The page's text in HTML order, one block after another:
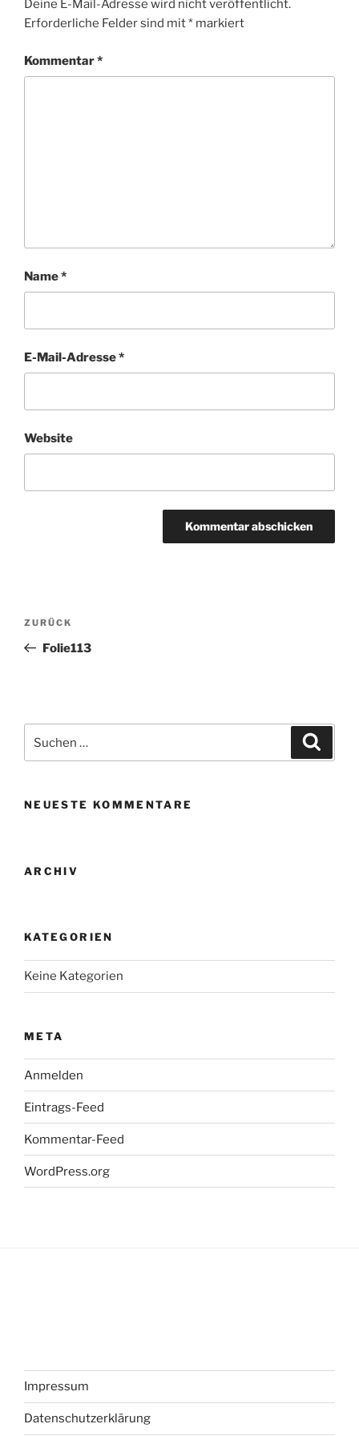
Deine E-Mail-Adresse wird nicht veröffentlicht.
Erforderliche Felder sind mit* markiert
Kommentar*
Name*
E-Mail-Adresse*
Website
Beitragsnavigation
Vorheriger
Beitrag
ZURÜCK
Folie113
nach:
NEUESTE KOMMENTARE
ARCHIV
KATEGORIEN
Keine Kategorien
META
Anmelden
Eintrags-Feed
Kommentar-Feed
WordPress.org
Impressum
Datenschutzerklärung